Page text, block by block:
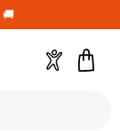
🚚
Account